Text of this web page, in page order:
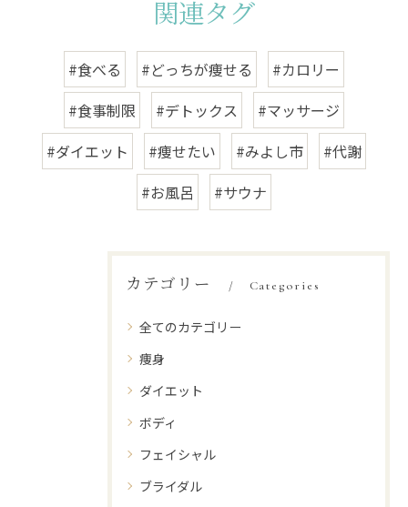
関連タグ
#食べる #どっちが痩せる
#カロリー
#食事制限
#デトックス
#マッサージ
#ダイエット
#痩せたい #みよし市
#代謝
#お風呂
#サウナ
カテゴリー Categories
全てのカテゴリー
痩身
ダイエット
ボディ
フェイシャル
ブライダル